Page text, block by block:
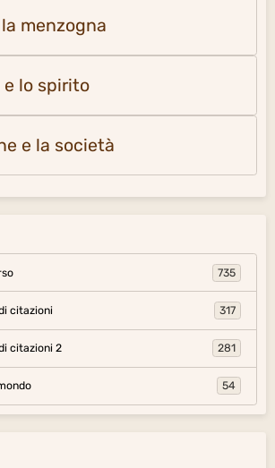
menzogna
e lo spirito
e la società
735
citazioni 317
citazioni 2 281
54